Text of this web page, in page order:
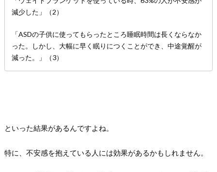
減少した」（2）
「ASDの子供に使ってもらったところ睡眠時間は長くならなか
った。しかし、大幅に早く眠りにつくことができ、中途覚醒が
減った。」（3）
といった結果があるんですよね。
特に、不安感を抱えている人には効果があるかもしれません。